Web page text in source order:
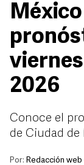
2026
Conoce el
de Ciudad de
Por: Redacción web